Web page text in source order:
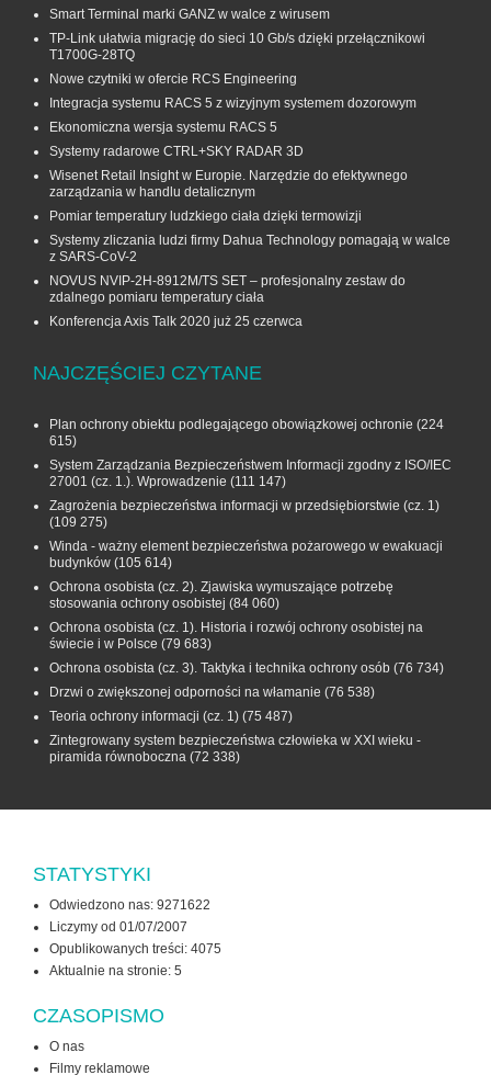
Smart Terminal marki GANZ w walce z wirusem
TP-Link ułatwia migrację do sieci 10 Gb/s dzięki przełącznikowi
T1700G‑28TQ
Nowe czytniki w ofercie RCS Engineering
Integracja systemu RACS 5 z wizyjnym systemem dozorowym
Ekonomiczna wersja systemu RACS 5
Systemy radarowe CTRL+SKY RADAR 3D
Wisenet Retail Insight w Europie. Narzędzie do efektywnego
zarządzania w handlu detalicznym
Pomiar temperatury ludzkiego ciała dzięki termowizji
Systemy zliczania ludzi firmy Dahua Technology pomagają w walce
z SARS-CoV-2
NOVUS NVIP-2H-8912M/TS SET – profesjonalny zestaw do
zdalnego pomiaru temperatury ciała
Konferencja Axis Talk 2020 już 25 czerwca
NAJCZĘŚCIEJ CZYTANE
Plan ochrony obiektu podlegającego obowiązkowej ochronie (224
615)
System Zarządzania Bezpieczeństwem Informacji zgodny z ISO/IEC
27001 (cz. 1.). Wprowadzenie (111 147)
Zagrożenia bezpieczeństwa informacji w przedsiębiorstwie (cz. 1)
(109 275)
Winda - ważny element bezpieczeństwa pożarowego w ewakuacji
budynków (105 614)
Ochrona osobista (cz. 2). Zjawiska wymuszające potrzebę
stosowania ochrony osobistej (84 060)
Ochrona osobista (cz. 1). Historia i rozwój ochrony osobistej na
świecie i w Polsce (79 683)
Ochrona osobista (cz. 3). Taktyka i technika ochrony osób (76 734)
Drzwi o zwiększonej odporności na włamanie (76 538)
Teoria ochrony informacji (cz. 1) (75 487)
Zintegrowany system bezpieczeństwa człowieka w XXI wieku -
piramida równoboczna (72 338)
STATYSTYKI
Odwiedzono nas: 9271622
Liczymy od 01/07/2007
Opublikowanych treści: 4075
Aktualnie na stronie: 5
CZASOPISMO
O nas
Filmy reklamowe